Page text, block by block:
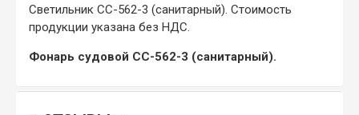
Светильник СС-562-3 (санитарный). Стоимость
продукции указана без НДС.
Фонарь судовой СС-562-3 (санитарный).